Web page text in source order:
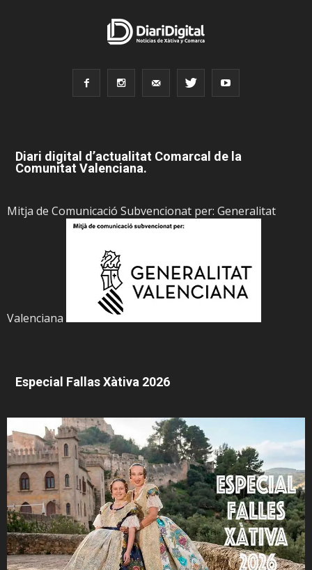
Diari digital d’actualitat Comarcal de la
Comunitat Valenciana.
Mitja de Comunicació Subvencionat per: Generalitat
Valenciana
Especial Fallas Xàtiva 2026